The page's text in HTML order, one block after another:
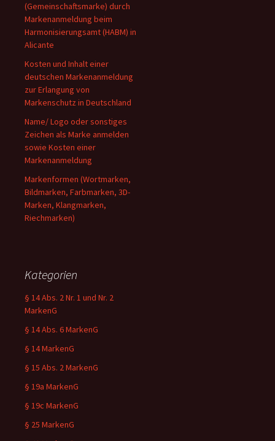
(Gemeinschaftsmarke) durch
Markenanmeldung beim
Harmonisierungsamt (HABM) in
Alicante
Kosten und Inhalt einer
deutschen Markenanmeldung
zur Erlangung von
Markenschutz in Deutschland
Name/ Logo oder sonstiges
Zeichen als Marke anmelden
sowie Kosten einer
Markenanmeldung
Markenformen (Wortmarken,
Bildmarken, Farbmarken, 3D-
Marken, Klangmarken,
Riechmarken)
Kategorien
§ 14 Abs. 2 Nr. 1 und Nr. 2
MarkenG
§ 14 Abs. 6 MarkenG
§ 14 MarkenG
§ 15 Abs. 2 MarkenG
§ 19a MarkenG
§ 19c MarkenG
§ 25 MarkenG